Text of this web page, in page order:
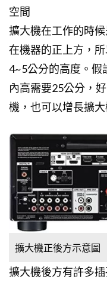
空間
擴大機在工作的時
在機器的正上方，
4~5公分的高度。假
內高需要25公分，
機，也可以增長擴大
擴大機正後方示意圖
擴大機後方有許多